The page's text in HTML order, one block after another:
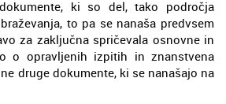
ki so del, tako področja
to pa se nanaša predvsem
za zaključna spričevala osnovne in
o opravljenih izpitih in znanstvena
druge dokumente, ki se nanašajo na